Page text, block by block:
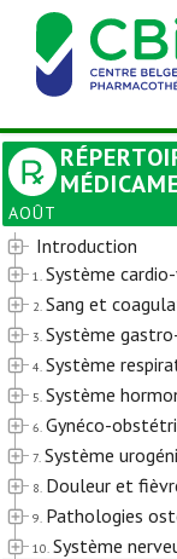
AOÛT
Introduction
1. Système
2. Sang et
3. Système
4. Système
5. Système
6. Gynéco-
7. Système
8. Douleur et
9. Pathologies
10. Système